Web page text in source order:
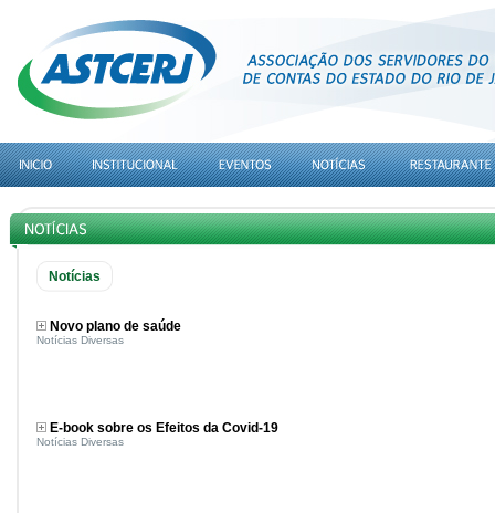
Notícias
Novo plano de saúde
Notícias Diversas
E-book sobre os Efeitos da Covid-19
Notícias Diversas